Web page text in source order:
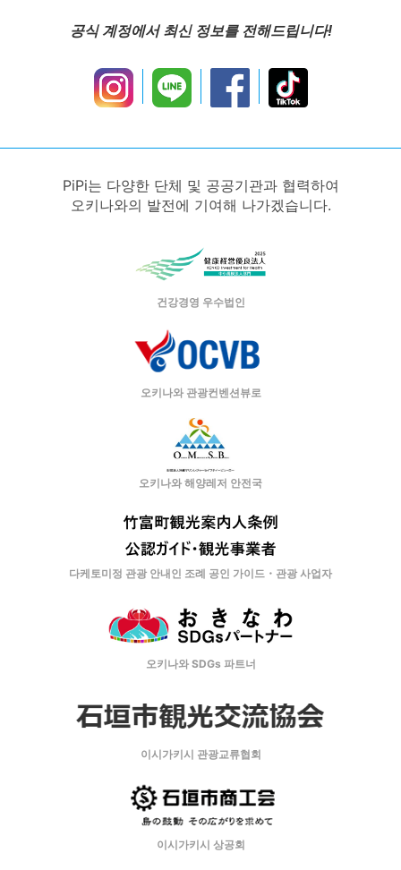
공식 계정에서 최신 정보를 전해드립니다!
PiPi는 다양한 단체 및 공공기관과 협력하여
오키나와의 발전에 기여해 나가겠습니다.
건강경영 우수법인
오키나와 관광컨벤션뷰로
오키나와 해양레저 안전국
다케토미정 관광 안내인 조례 공인 가이드・관광 사업자
오키나와 SDGs 파트너
이시가키시 관광교류협회
이시가키시 상공회